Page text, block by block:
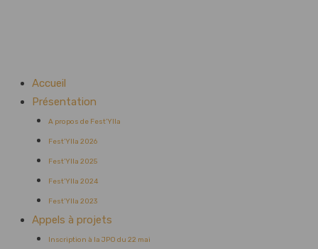
Accueil
Présentation
A propos de Fest’Ylla
Fest’Ylla 2026
Fest’Ylla 2025
Fest’Ylla 2024
Fest’Ylla 2023
Appels à projets
Inscription à la JPO du 22 mai